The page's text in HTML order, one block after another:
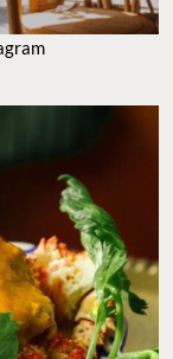
@GALANGATHAIHOUSE